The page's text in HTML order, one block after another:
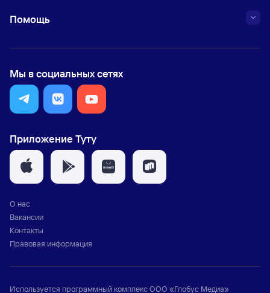
Помощь
Мы в социальных сетях
Приложение Туту
О нас
Вакансии
Контакты
Правовая информация
Используется программный комплексООО «Глобус Медиа»